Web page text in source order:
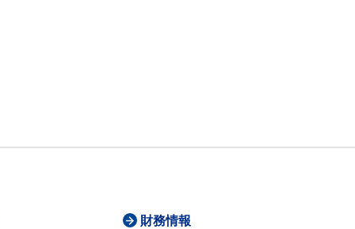
財務情報